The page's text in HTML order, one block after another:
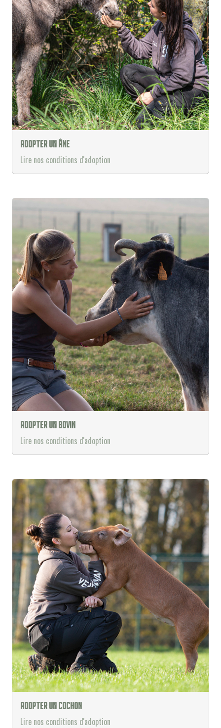
Adopter un âne
Lire nos conditions d'adoption
Adopter un bovin
Lire nos conditions d'adoption
Adopter un cochon
Lire nos conditions d'adoption